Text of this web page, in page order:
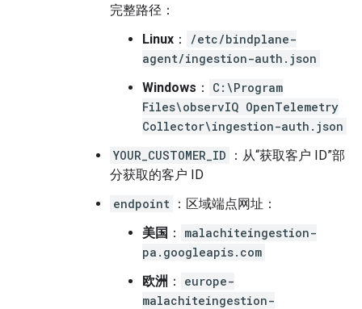
完整路径：
Linux ：
/etc/bindplane-
agent/ingestion-auth.json
Windows ：
C:\Program
Files\observIQ OpenTelemetry
Collector\ingestion-auth.json
YOUR_CUSTOMER_ID
：从“获取客户 ID”部
分获取的客户 ID
endpoint ：区域端点网址：
美国 ：
malachiteingestion-
pa.googleapis.com
欧洲 ：
europe-
malachiteingestion-